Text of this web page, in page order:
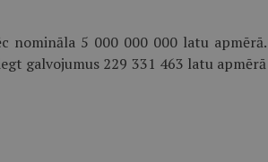
nomināla 5 000 000 000 latu apmērā.
galvojumus 229 331 463 latu apmērā